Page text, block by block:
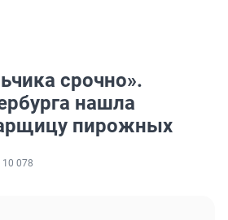
срочно».
нашла
пирожных
10 078